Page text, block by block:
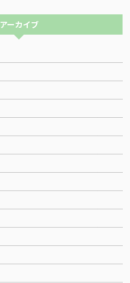
アーカイブ